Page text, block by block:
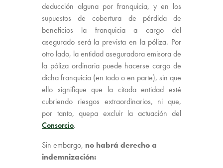
deducción alguna por franquicia, y en los
supuestos de cobertura de pérdida de
beneficios la franquicia a cargo del
asegurado será la prevista en la póliza. Por
otro lado, la entidad aseguradora emisora de
la póliza ordinaria puede hacerse cargo de
dicha franquicia (en todo o en parte), sin que
ello signifique que la citada entidad esté
cubriendo riesgos extraordinarios, ni que,
por tanto, quepa excluir la actuación del
Consorcio.
Sin embargo, no habrá derecho a
indemnización: